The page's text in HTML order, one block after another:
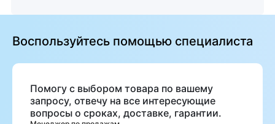
Воспользуйтесь помощью специалиста
Помогу с выбором товара по вашему
запросу, отвечу на все интересующие
вопросы о сроках, доставке, гарантии.